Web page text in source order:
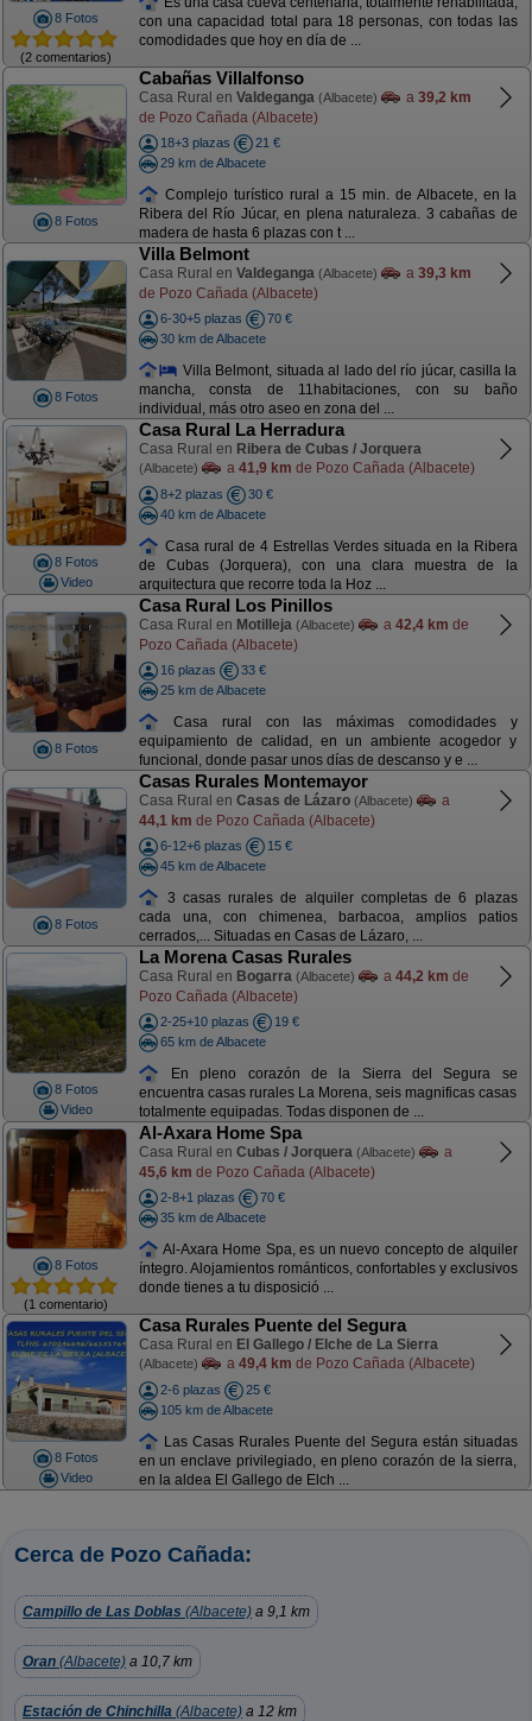
8 Fotos
(2 comentarios)
con una capacidad total para 18 personas, con todas las
comodidades que hoy en día de ...
8 Fotos
Cabañas Villalfonso
Casa Rural en Valdeganga (Albacete) a 39,2 km
de Pozo Cañada (Albacete)
18+3 plazas
21 €
29 km de Albacete
Complejo turístico rural a 15 min. de Albacete, en la
Ribera del Río Júcar, en plena naturaleza. 3 cabañas de
madera de hasta 6 plazas con t ...
8 Fotos
Villa Belmont
Casa Rural en Valdeganga (Albacete) a 39,3 km
de Pozo Cañada (Albacete)
6-30+5 plazas
70 €
30 km de Albacete
Villa Belmont, situada al lado del río júcar, casilla la
mancha, consta de 11habitaciones, con su baño
individual, más otro aseo en zona del ...
8 Fotos
Video
Casa Rural La Herradura
Casa Rural en Ribera de Cubas / Jorquera
(Albacete) a 41,9 km de Pozo Cañada (Albacete)
8+2 plazas
30 €
40 km de Albacete
Casa rural de 4 Estrellas Verdes situada en la Ribera
de Cubas (Jorquera), con una clara muestra de la
arquitectura que recorre toda la Hoz ...
8 Fotos
Casa Rural Los Pinillos
Casa Rural en Motilleja (Albacete) a 42,4 km de
Pozo Cañada (Albacete)
16 plazas
33 €
25 km de Albacete
Casa rural con las máximas comodidades y
equipamiento de calidad, en un ambiente acogedor y
funcional, donde pasar unos días de descanso y e ...
8 Fotos
Casas Rurales Montemayor
Casa Rural en Casas de Lázaro (Albacete)
a
44,1 km de Pozo Cañada (Albacete)
6-12+6 plazas
15 €
45 km de Albacete
3 casas rurales de alquiler completas de 6 plazas
cada una, con chimenea, barbacoa, amplios patios
cerrados,... Situadas en Casas de Lázaro, ...
8 Fotos
Video
La Morena Casas Rurales
Casa Rural en Bogarra (Albacete) a 44,2 km de
Pozo Cañada (Albacete)
2-25+10 plazas
19 €
65 km de Albacete
En pleno corazón de la Sierra del Segura se
encuentra casas rurales La Morena, seis magnificas casas
totalmente equipadas. Todas disponen de ...
8 Fotos
(1 comentario)
Al-Axara Home Spa
Casa Rural en Cubas / Jorquera (Albacete)
a
45,6 km de Pozo Cañada (Albacete)
2-8+1 plazas
70 €
35 km de Albacete
Al-Axara Home Spa, es un nuevo concepto de alquiler
íntegro. Alojamientos románticos, confortables y exclusivos
donde tienes a tu disposició ...
8 Fotos
Video
Casa Rurales Puente del Segura
Casa Rural en El Gallego / Elche de La Sierra
(Albacete) a 49,4 km de Pozo Cañada (Albacete)
2-6 plazas
25 €
105 km de Albacete
Las Casas Rurales Puente del Segura están situadas
en un enclave privilegiado, en pleno corazón de la sierra,
en la aldea El Gallego de Elch ...
Cerca de Pozo Cañada:
Campillo de Las Doblas (Albacete) a 9,1 km
Oran (Albacete) a 10,7 km
Estación de Chinchilla (Albacete) a 12 km